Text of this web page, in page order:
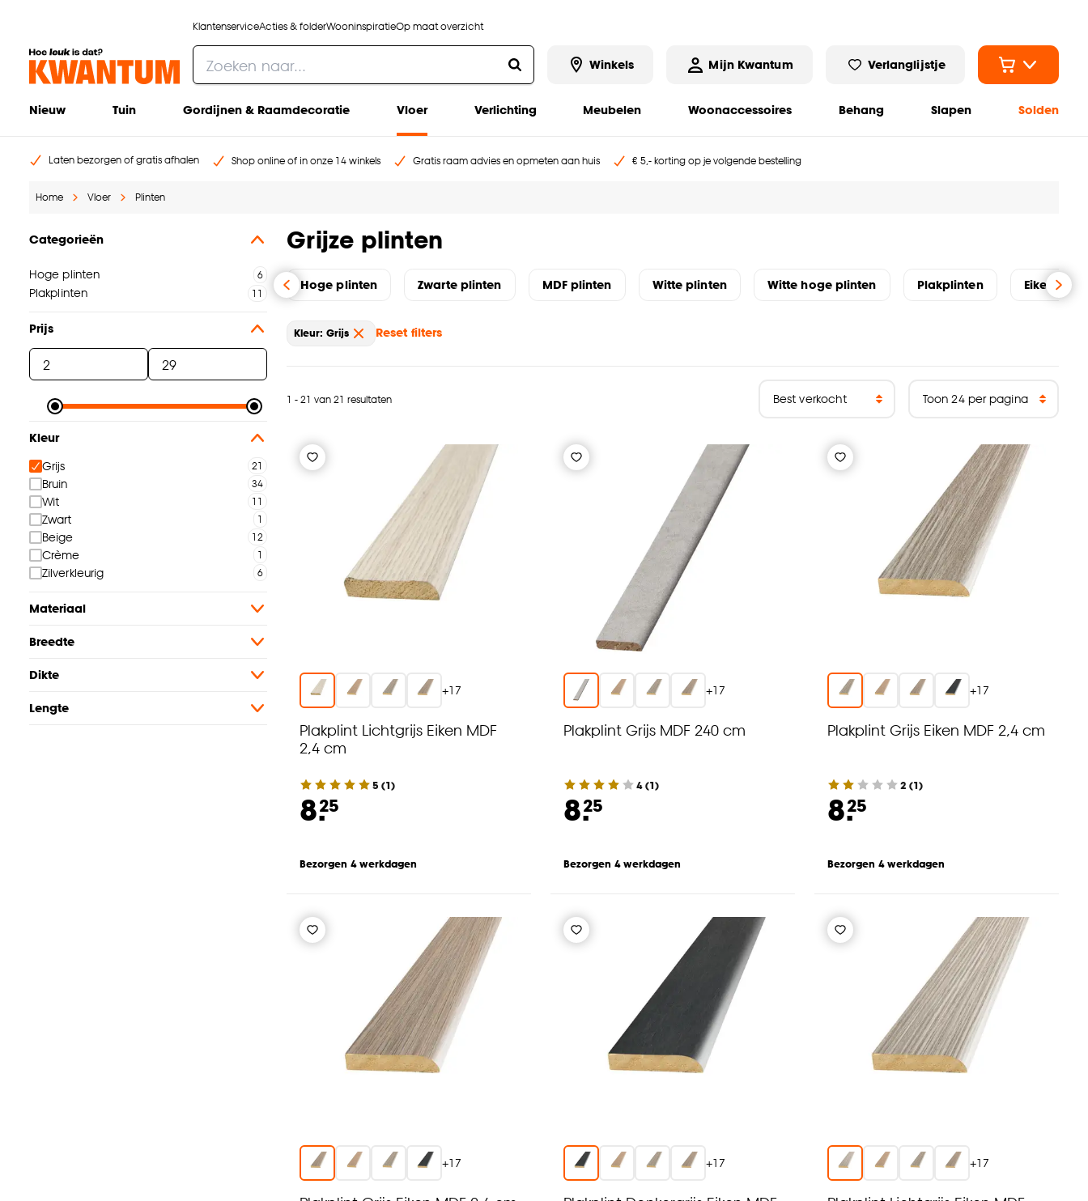
KlantenserviceActies & folderWooninspiratieOp maat overzicht
Winkels Mijn Kwantum Verlanglijstje
Nieuw Tuin Gordijnen & Raamdecoratie Vloer Verlichting Meubelen Woonaccessoires Behang Slapen Solden
Laten bezorgen of gratis afhalen Shop online of in onze 14 winkels Gratis raam advies en opmeten aan huis € 5,- korting op je volgende bestelling
Home Vloer Plinten
Categorieën
Hoge plinten
Plakplinten
Prijs
Kleur
Grijs
Bruin
Wit
Zwart
Beige
Crème
Zilverkleurig
Materiaal
Breedte
Dikte
Lengte
Grijze plinten
Hoge plinten Zwarte plinten MDF plinten Witte plinten Witte hoge plinten Plakplinten Eiken
Kleur: Grijs Reset filters
1 - 21 van 21 resultaten
+17
Plakplint Lichtgrijs Eiken MDF
2,4 cm
5 (1)
8.25
Bezorgen 4 werkdagen
+17
Plakplint Grijs MDF 240 cm
4(1)
8.25
Bezorgen 4 werkdagen
+17
Plakplint Grijs Eiken MDF 2,4 cm
2 (1)
8.25
Bezorgen 4 werkdagen
+17 +17 +17